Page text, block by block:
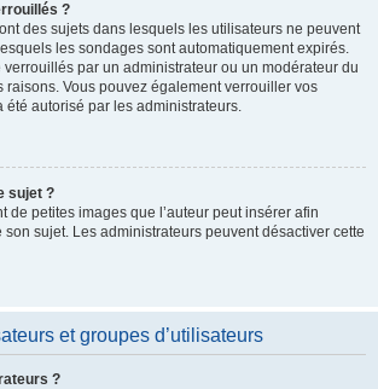
?
des sujets dans lesquels les utilisateurs ne peuvent
les sondages sont automatiquement expirés.
verrouillés par un administrateur ou un modérateur du
raisons. Vous pouvez également verrouiller vos
été autorisé par les administrateurs.
sujet ?
de petites images que l’auteur peut insérer afin
son sujet. Les administrateurs peuvent désactiver cette
et groupes d’utilisateurs
?